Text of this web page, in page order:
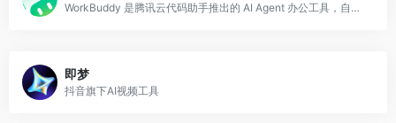
WorkBuddy 是腾讯云代码助手推出的 AI Agent 办公工具，自主规划并交付多模态复杂任务结果，支持多 Agents 并行工作，极致提效。
即梦
抖音旗下AI视频工具